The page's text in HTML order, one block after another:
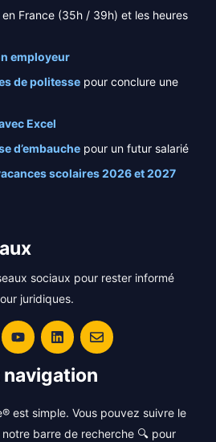
en France (35h / 39h) et les heures
employeur
de politesse pour conclure une
Excel
d’embauche pour un futur salarié
scolaires 2026 et 2027
sociaux pour rester informé
juridiques.
est simple. Vous pouvez suivre le
barre de recherche 🔍 pour